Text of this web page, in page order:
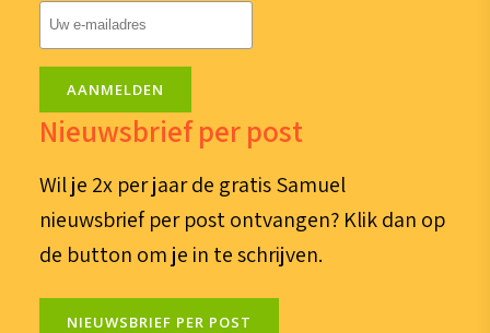
E-
mailadres(Vereist)
AANMELDEN
Nieuwsbrief per post
Wil je 2x per jaar de gratis Samuel
nieuwsbrief per post ontvangen? Klik dan op
de button om je in te schrijven.
NIEUWSBRIEF PER POST